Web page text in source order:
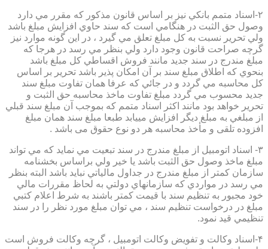
۲-اسناد متمم بانكي نيز بر اساس قانون مذكور كه مقرر مي دارد
وصول حق الثبت در هنگامي است كه سند حاوي افزايش مبلغ باشد
ولي تحرير نسبت به كل مبلغ تعلق مي گيرد ، در اين گونه موارد نيز
گرچه صراحت قانون وجود دارد ولي بنظر مي رسد در هرجا كه
مبلغ مندرج در سند جديد مانند فروش اقساطي كل مبلغ باشد
بنحوي كه اطلاق مبلغ سند بر آن امكان پذير باشد تحرير بر اساس
كل محاسبه مي گردد و در جائي كه عرفا همان تفاوت مبلغ سند
جديد محسوب مي گردد مبلغ تفاوت ماخذ محاسبه حق الثبت و
تحرير خواهد بود مانند اكثر اسناد متمم كه بموجب آن مبلغ سند قبلي
از مبلغي به مبلغ ديگر افزايش مييابد طبعا مبلغ سند همان مبلغ
افزوده تلقی و مأخذ محاسبه هر دو نوع حقوق می باشد .
۳- اسناد اتومبيل از مبلغ مندرج در سند تبعيت مي نمايد كه مي تواند
مبلغ ماخذ وصول حق الثبت باشد يا خير ولي براساس بخشنامه
سازمان كمتر از مبلغ مندرج در جداول مالياتي نبايد باشد البته بنظر
مي رسد در مواردي كه سازمانهاي دولتي به لحاظ مقررات مالي
خود مجبور به تنظيم سند با قيمت كمتر باشند به شرط اعلام كتبي
مبلغ در درخواست تنظيم سند ، مي توان مبلغ مورد نظر را در سند
تنظيمي قيد نمود.
۴-اسناد وكالت و تفويض وكالت اتومبيل ، گرچه وكالت فروش است